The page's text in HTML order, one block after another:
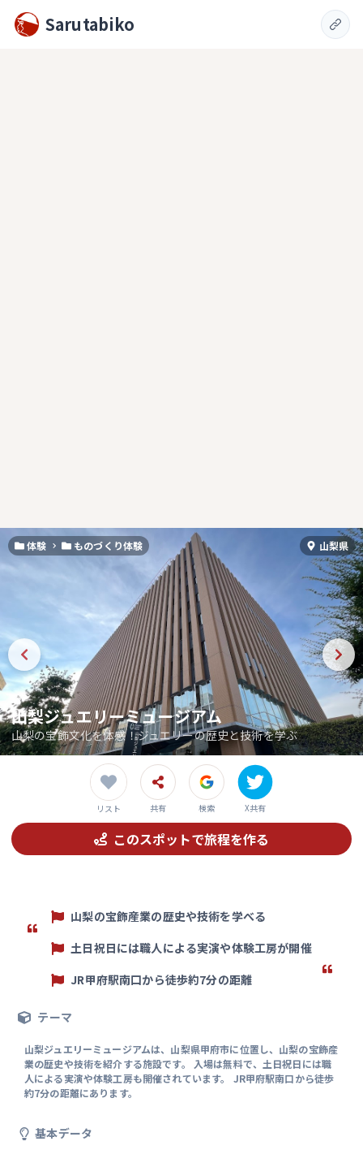
Sarutabiko
体験 ものづくり体験 山梨県
山梨ジュエリーミュージアム
山梨の宝飾文化を体感！ジュエリーの歴史と技術を学ぶ
リスト 共有 検索 X共有
このスポットで旅程を作る
山梨の宝飾産業の歴史や技術を学べる
土日祝日には職人による実演や体験工房が開催
JR甲府駅南口から徒歩約7分の距離
テーマ
山梨ジュエリーミュージアムは、山梨県甲府市に位置し、山梨の宝飾産
業の歴史や技術を紹介する施設です。 入場は無料で、土日祝日には職
人による実演や体験工房も開催されています。 JR甲府駅南口から徒歩
約7分の距離にあります。
基本データ